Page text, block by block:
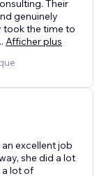
Their
genuinely
took the time to
Afficher plus
excellent job
she did a lot
a lot of